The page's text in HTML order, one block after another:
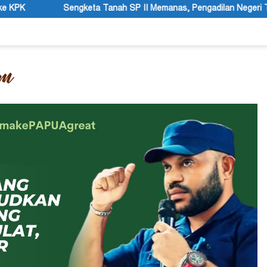
II Memanas, Pengadilan Negeri Timika Tegaskan Eksekusi